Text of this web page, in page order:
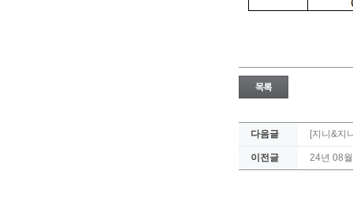
다음글 [지니&지
이전글 24년 08